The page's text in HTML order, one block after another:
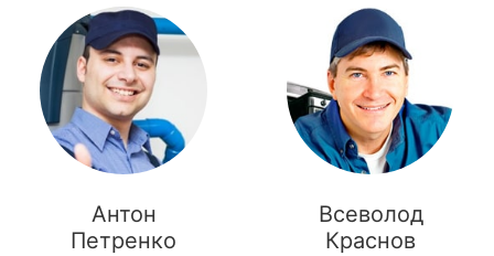
Антон
Петренко
Всеволод
Краснов